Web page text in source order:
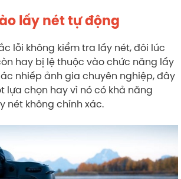
lấy nét tự động
lỗi không kiểm tra lấy nét, đôi lúc
hay bị lệ thuộc vào chức năng lấy
nhiếp ảnh gia chuyên nghiệp, đây
lựa chọn hay vì nó có khả năng
nét không chính xác.